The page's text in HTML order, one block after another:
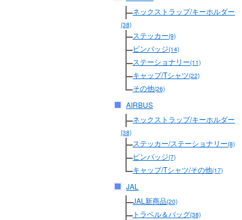
ネックストラップ/キーホルダー
(38)
ステッカー(9)
ピンバッジ(14)
ステーショナリー(11)
キャップ/Tシャツ(22)
その他(26)
AIRBUS
ネックストラップ/キーホルダー
(38)
ステッカー/ステーショナリー(8)
ピンバッジ(7)
キャップ/Tシャツ/その他(17)
JAL
JAL新商品(20)
トラベル＆バッグ(38)